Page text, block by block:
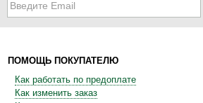
ПОМОЩЬ ПОКУПАТЕЛЮ
Как работать по предоплате
Как изменить заказ